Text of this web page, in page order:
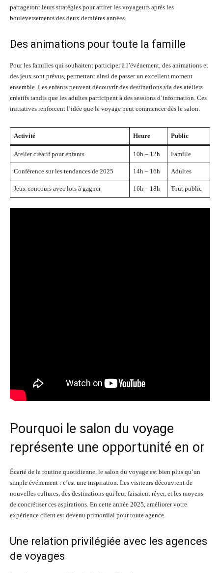
partageront leurs stratégies pour attirer les voyageurs après les
bouleversements des deux dernières années.
Des animations pour toute la famille
Pour les familles qui souhaitent participer à l’événement, des animations et
des jeux sont prévus, permettant ainsi de passer un excellent moment
ensemble. Les enfants peuvent découvrir des destinations via des ateliers
créatifs tandis que les adultes participent à des sessions d’information. Ces
initiatives renforcent l’idée que le voyage peut commencer dès le salon.
Activité Heure Public
Atelier créatif pour enfants 10h – 12h Famille
Conférence sur les tendances de 2025 14h – 16h Adultes
Jeux concours avec lots à gagner 16h – 18h Tout public
Pourquoi le salon du voyage
représente une opportunité en or
Écarté de la routine quotidienne, le salon du voyage est bien plus qu’un
simple événement : c’est une inspiration. Les visiteurs découvrent de
nouvelles cultures, des destinations qui leur faisaient rêver, et les moyens
de concrétiser ces aspirations. En cette année 2025, améliorer votre
expérience client est devenu primordial pour toute agence.
Une relation privilégiée avec les agences
de voyages